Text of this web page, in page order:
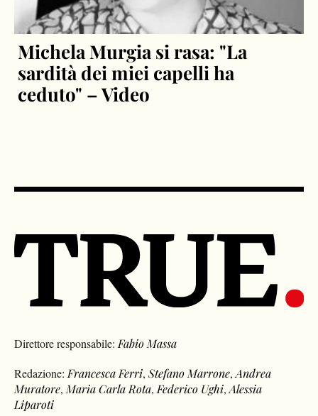
Michela Murgia si rasa: "La
sardità dei miei capelli ha
ceduto" – Video
Direttore responsabile: Fabio Massa
Redazione: Francesca Ferri,Stefano Marrone,Andrea
Muratore, Maria Carla Rota, Federico Ughi,Alessia
Liparoti